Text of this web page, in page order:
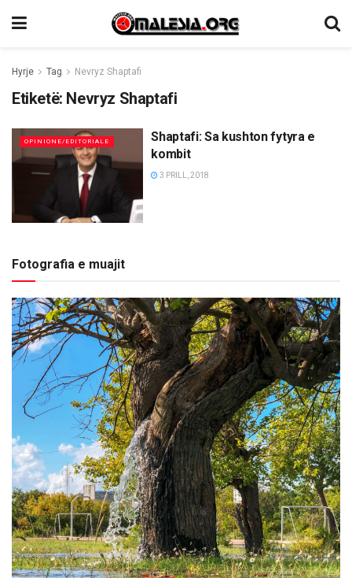
Hyrje Tag Nevryz Shaptafi
Etiketë: Nevryz Shaptafi
OPINIONE/EDITORIALE
Shaptafi: Sa kushton fytyra e
kombit
3 PRILL, 2018
Fotografia e muajit